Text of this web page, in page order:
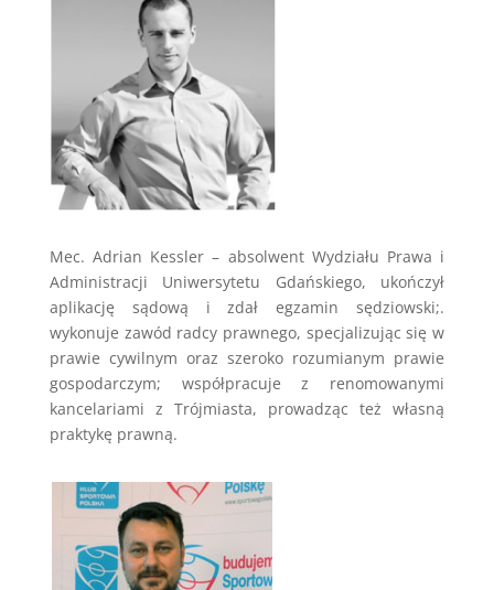
Mec. Adrian Kessler – absolwent Wydziału Prawa i
Administracji Uniwersytetu Gdańskiego, ukończył
aplikację sądową i zdał egzamin sędziowski;.
wykonuje zawód radcy prawnego, specjalizując się w
prawie cywilnym oraz szeroko rozumianym prawie
gospodarczym; współpracuje z renomowanymi
kancelariami z Trójmiasta, prowadząc też własną
praktykę prawną.